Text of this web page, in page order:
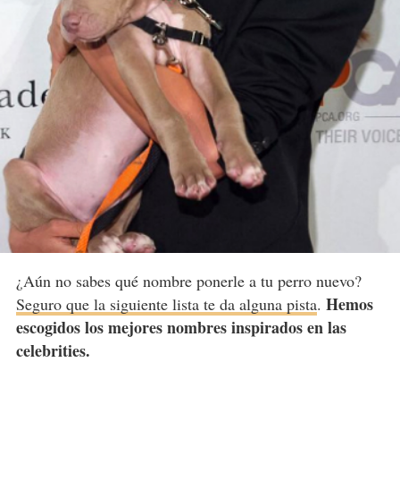
¿Aún no sabes qué nombre ponerle a tu perro nuevo?
Seguro que la siguiente lista te da alguna pista. Hemos
escogidos los mejores nombres inspirados en las
celebrities.